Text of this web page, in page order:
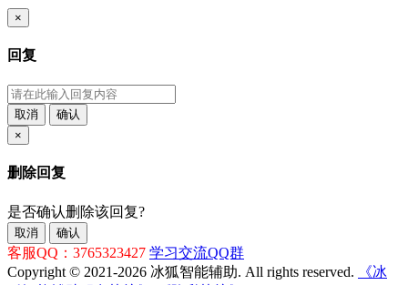
×
回复
取消
确认
×
删除回复
是否确认删除该回复?
取消 确认
客服QQ：3765323427 学习交流QQ群
Copyright © 2021-2026 冰狐智能辅助. All rights reserved.
《冰